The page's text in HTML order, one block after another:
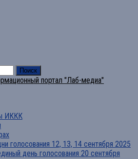
портал "Лаб-медиа"
ИККК
голосования 12, 13, 14 сентября 2025
день голосования 20 сентября